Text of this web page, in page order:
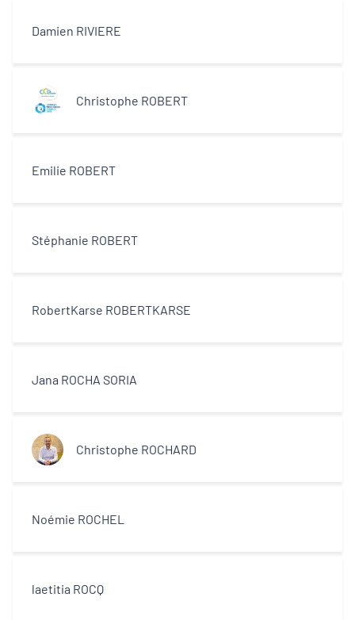
Damien RIVIERE
Christophe ROBERT
Emilie ROBERT
Stéphanie ROBERT
RobertKarse ROBERTKARSE
Jana ROCHA SORIA
Christophe ROCHARD
Noémie ROCHEL
laetitia ROCQ